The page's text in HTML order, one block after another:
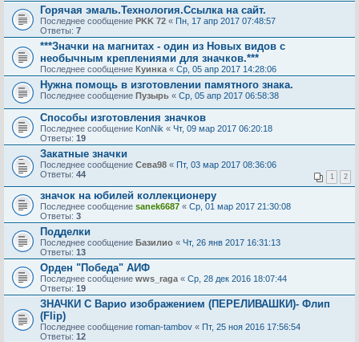
Горячая эмаль.Технология.Ссылка на сайт.
Последнее сообщение PKK 72 « Пн, 17 апр 2017 07:48:57
Ответы: 7
***Значки на магнитах - один из Новых видов с
необычным креплениями для значков.***
Последнее сообщение Куинка « Ср, 05 апр 2017 14:28:06
Нужна помощь в изготовлении памятного знака.
Последнее сообщение Пузырь « Ср, 05 апр 2017 06:58:38
Способы изготовления значков
Последнее сообщение KonNik « Чт, 09 мар 2017 06:20:18
Ответы: 19
Закатные значки
Последнее сообщение Сева98 « Пт, 03 мар 2017 08:36:06
Ответы: 44 1 2
значок на юбилей коллекционеру
Последнее сообщение sanek6687 « Ср, 01 мар 2017 21:30:08
Ответы: 3
Подделки
Последнее сообщение Базилио « Чт, 26 янв 2017 16:31:13
Ответы: 13
Орден "Победа" АИФ
Последнее сообщение wws_raga « Ср, 28 дек 2016 18:07:44
Ответы: 19
ЗНАЧКИ С Варио изображением (ПЕРЕЛИВАШКИ)- Флип
(Flip)
Последнее сообщение roman-tambov « Пт, 25 ноя 2016 17:56:54
Ответы: 12